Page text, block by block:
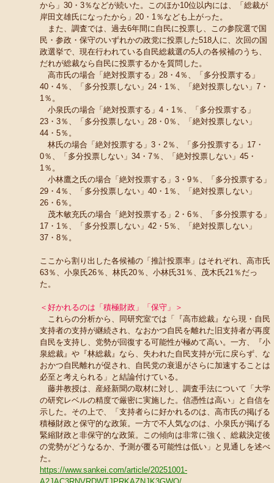
から」30・3％などが続いた。このほか10位以内には、「総裁が
岸田文雄氏になったから」20・1％なども上がった。
また、調査では、過去6年間に自民に投票し、この参院選で国
民・参政・保守のいずれかの政党に投票した518人に、次回の国
政選挙で、現在行われている自民総裁選の5人の各候補のうち、
だれが総裁なら自民に投票するかを質問した。
高市氏の場合「絶対投票する」28・4％、「多分投票する」
40・4％、「多分投票しない」24・1％、「絶対投票しない」7・
1％。
小泉氏の場合「絶対投票する」4・1％、「多分投票する」
23・3％、「多分投票しない」28・0％、「絶対投票しない」
44・5％。
林氏の場合「絶対投票する」3・2％、「多分投票する」17・
0％、「多分投票しない」34・7％、「絶対投票しない」45・
1％。
小林鷹之氏の場合「絶対投票する」3・9％、「多分投票する」
29・4％、「多分投票しない」40・1％、「絶対投票しない」
26・6％。
茂木敏充氏の場合「絶対投票する」2・6％、「多分投票する」
17・1％、「多分投票しない」42・5％、「絶対投票しない」
37・8％。
ここから割り出した各候補の「推計投票率」はそれぞれ、高市氏
63％、小泉氏26％、林氏20％、小林氏31％、茂木氏21％だっ
た。
＜好かれるのは「積極財政」「保守」＞
これらの分析から、同研究室では「『高市総裁』なら現・自民
支持者の支持が継続され、なおかつ自民を離れた旧支持者が再度
自民を支持し、党勢が回復する可能性が極めて高い。一方、『小
泉総裁』や『林総裁』なら、失われた自民支持が元に戻らず、な
おかつ自民離れが促され、自民党の衰退がさらに加速することは
必至と考えられる」と結論付けている。
藤井教授は、産経新聞の取材に対し、調査手法について「大学
の研究レベルの精度で厳密に実施した。信憑性は高い」と自信を
示した。その上で、「支持者らに好かれるのは、高市氏の掲げる
積極財政と保守的な政策。一方で不人気なのは、小泉氏が掲げる
緊縮財政と非保守的な政策。この傾向は非常に強く、総裁決定後
の党勢がどうなるか、予測が覆る可能性は低い」と見通しを述べ
た。
https://www.sankei.com/article/20251001-